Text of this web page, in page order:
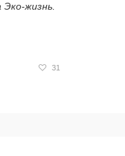
Эко-жизнь.
31